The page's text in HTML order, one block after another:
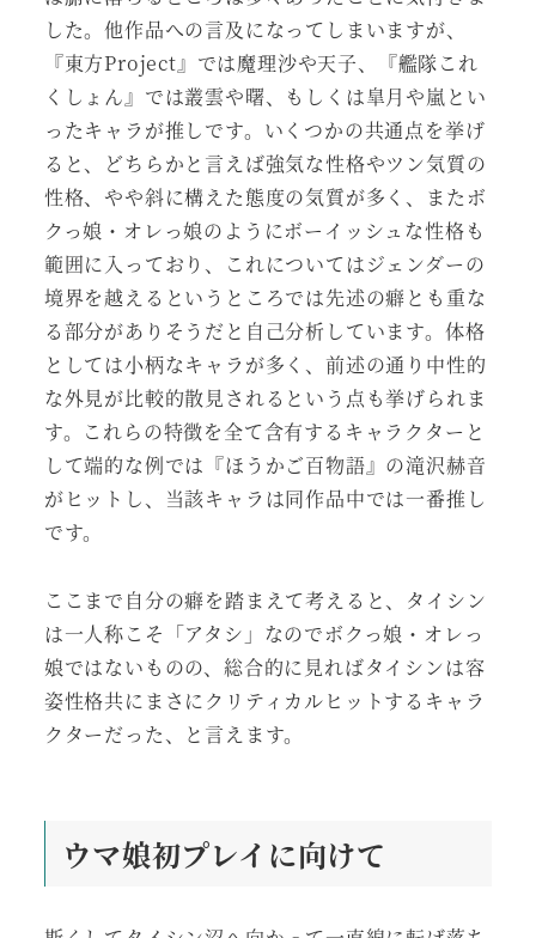
した。他作品への言及になってしまいますが、
『東方Project』では魔理沙や天子、『艦隊これ
くしょん』では叢雲や曙、もしくは皐月や嵐とい
ったキャラが推しです。いくつかの共通点を挙げ
ると、どちらかと言えば強気な性格やツン気質の
性格、やや斜に構えた態度の気質が多く、またボ
クっ娘・オレっ娘のようにボーイッシュな性格も
範囲に入っており、これについてはジェンダーの
境界を越えるというところでは先述の癖とも重な
る部分がありそうだと自己分析しています。体格
としては小柄なキャラが多く、前述の通り中性的
な外見が比較的散見されるという点も挙げられま
す。これらの特徴を全て含有するキャラクターと
して端的な例では『ほうかご百物語』の滝沢赫音
がヒットし、当該キャラは同作品中では一番推し
です。
ここまで自分の癖を踏まえて考えると、タイシン
は一人称こそ「アタシ」なのでボクっ娘・オレっ
娘ではないものの、総合的に見ればタイシンは容
姿性格共にまさにクリティカルヒットするキャラ
クターだった、と言えます。
ウマ娘初プレイに向けて